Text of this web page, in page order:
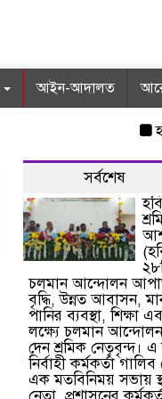
আইন-আদালত
সর্বশেষ
চলমান আন্দোলন
বৃদ্ধি, উন্নত আবাসন,
পানির ব্যবস্থা, শিক্ষা
লক্ষ্যে চলমান
দেন শ্রমিক নেতৃবৃন্দ।
নির্বাহী কর্মকর্তা
এক মতবিনিময় সভায়